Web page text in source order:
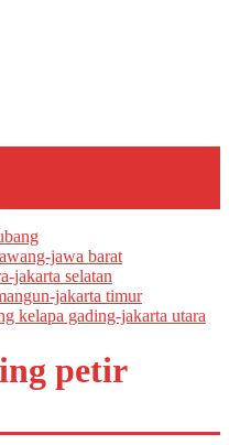
jawa barat
jakarta selatan
jakarta timur
kelapa gading-jakarta utara
petir